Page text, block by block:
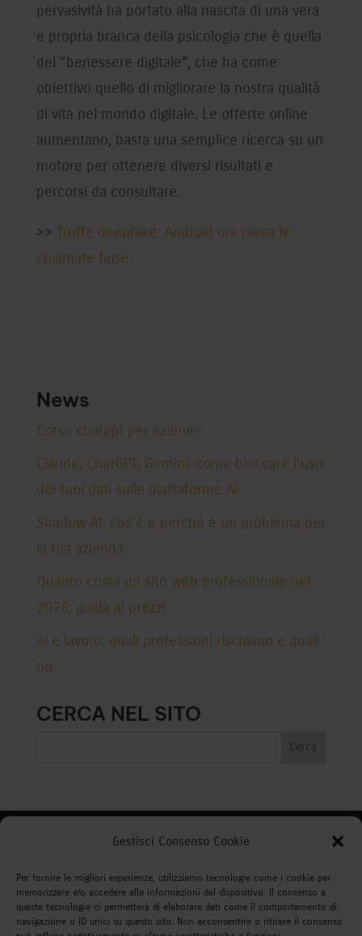
Gestisci Consenso Cookie
Per fornire le migliori esperienze, utilizziamo tecnologie come i cookie per
memorizzare e/o accedere alle informazioni del dispositivo. Il consenso a
queste tecnologie ci permetterà di elaborare dati come il comportamento di
navigazione o ID unici su questo sito. Non acconsentire o ritirare il consenso
pervasività ha portato alla nascita di una vera
e propria branca della psicologia che è quella
del “benessere digitale”, che ha come
obiettivo quello di migliorare la nostra qualità
di vita nel mondo digitale. Le offerte online
aumentano, basta una semplice ricerca su un
motore per ottenere diversi risultati e
percorsi da consultare.
>> Truffe deepfake: Android ora rileva le
chiamate false
News
Corso chatgpt per aziende
Claude, ChatGPT, Gemini: come bloccare l’uso
dei tuoi dati sulle piattaforme AI
Shadow AI: cos’è e perché è un problema per
la tua azienda
Quanto costa un sito web professionale nel
2026: guida ai prezzi
Ai e lavoro: quali professioni rischiano e quali
no
CERCA NEL SITO
WEB
Via Montorsoli 3F/3 Genova tel 340 1051954
Mail info@webdo.info